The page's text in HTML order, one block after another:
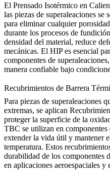
El Prensado Isotérmico en
las piezas de superaleaciones se
para eliminar cualquier
durante los procesos de
densidad del material, reduce
mecánicas. El HIPes esencial
componentes de
manera confiable bajo
Recubrimientos de Barrera
Para piezas de superaleaciones
extremas, se aplican
proteger la superficie de la
TBC se utilizan en componentes
extender la vida útil y mantener
temperatura. Estos
durabilidad de los componentes
en aplicaciones aeroespaciales y